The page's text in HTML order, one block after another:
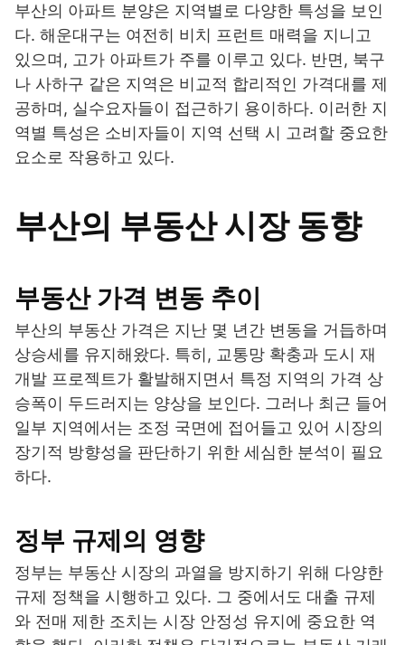
부산의 아파트 분양은 지역별로 다양한 특성을 보인
다. 해운대구는 여전히 비치 프런트 매력을 지니고
있으며, 고가 아파트가 주를 이루고 있다. 반면, 북구
나 사하구 같은 지역은 비교적 합리적인 가격대를 제
공하며, 실수요자들이 접근하기 용이하다. 이러한 지
역별 특성은 소비자들이 지역 선택 시 고려할 중요한
요소로 작용하고 있다.
부산의 부동산 시장 동향
부동산 가격 변동 추이
부산의 부동산 가격은 지난 몇 년간 변동을 거듭하며
상승세를 유지해왔다. 특히, 교통망 확충과 도시 재
개발 프로젝트가 활발해지면서 특정 지역의 가격 상
승폭이 두드러지는 양상을 보인다. 그러나 최근 들어
일부 지역에서는 조정 국면에 접어들고 있어 시장의
장기적 방향성을 판단하기 위한 세심한 분석이 필요
하다.
정부 규제의 영향
정부는 부동산 시장의 과열을 방지하기 위해 다양한
규제 정책을 시행하고 있다. 그 중에서도 대출 규제
와 전매 제한 조치는 시장 안정성 유지에 중요한 역